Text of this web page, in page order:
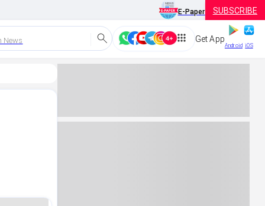
E-Paper SUBSCRIBE
News Get App
Android iOS